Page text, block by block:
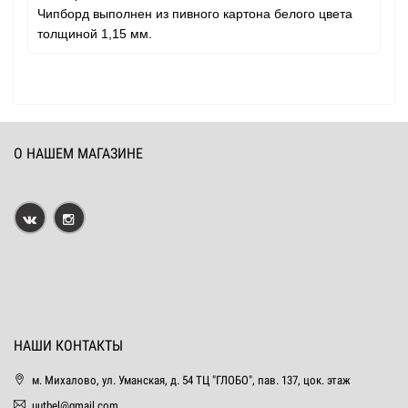
Чипборд выполнен из пивного картона белого цвета
толщиной 1,15 мм.
О НАШЕМ МАГАЗИНЕ
НАШИ КОНТАКТЫ
м. Михалово, ул. Уманская, д. 54 ТЦ "ГЛОБО", пав. 137, цок. этаж